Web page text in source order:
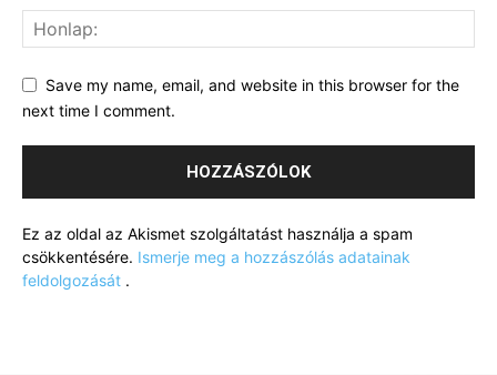
Save my name, email, and website in this browser for the
next time I comment.
Ez az oldal az Akismet szolgáltatást használja a spam
csökkentésére. Ismerje meg a hozzászólás adatainak
feldolgozását .